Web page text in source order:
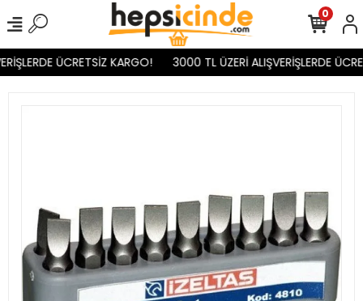
ÜCRETSİZ KARGO! 3000 TL ÜZERİ ALIŞVERİŞLERDE
0